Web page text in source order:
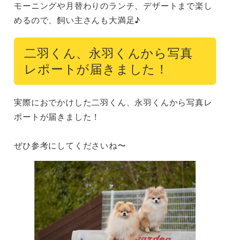
モーニングや月替わりのランチ、デザートまで楽し
めるので、飼い主さんも大満足♪
二羽くん、永羽くんから写真
レポートが届きました！
実際におでかけした二羽くん、永羽くんから写真レ
ポートが届きました！
ぜひ参考にしてくださいね〜